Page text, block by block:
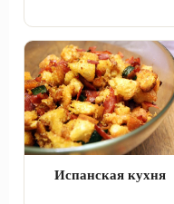
Испанская кухня